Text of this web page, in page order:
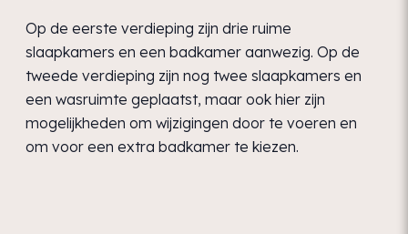
Op de eerste verdieping zijn drie ruime
slaapkamers en een badkamer aanwezig. Op de
tweede verdieping zijn nog twee slaapkamers en
een wasruimte geplaatst, maar ook hier zijn
mogelijkheden om wijzigingen door te voeren en
om voor een extra badkamer te kiezen.